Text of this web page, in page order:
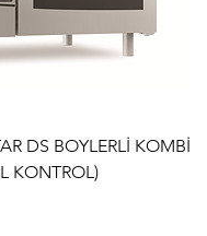
DS BOYLERLİ KOMBİ
KONTROL)